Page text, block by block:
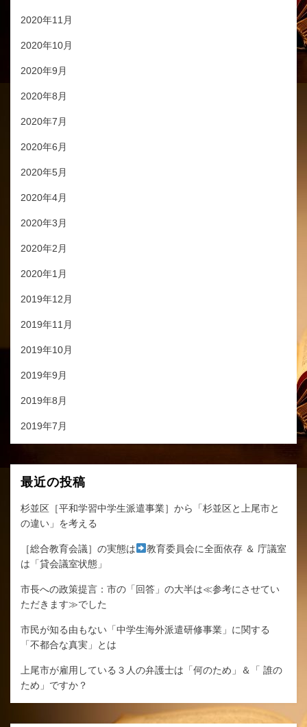
2020年11月
2020年10月
2020年9月
2020年8月
2020年7月
2020年6月
2020年5月
2020年4月
2020年3月
2020年2月
2020年1月
2019年12月
2019年11月
2019年10月
2019年9月
2019年8月
2019年7月
最近の投稿
杉並区［平和学習中学生派遣事業］から「杉並区と上尾市と
の違い」を考える
［総合教育会議］の実態は
教育委員会に全面依存 ＆ 庁議室
は「貸会議室状態」
市長への政策提言：市の「回答」の大半は≪参考にさせてい
ただきます≫でした
市民が知る由もない「中学生海外派遣研修事業」に関する
「不都合な真実」とは
上尾市が雇用している３人の弁護士は「何のため」＆「 誰の
ため」ですか？